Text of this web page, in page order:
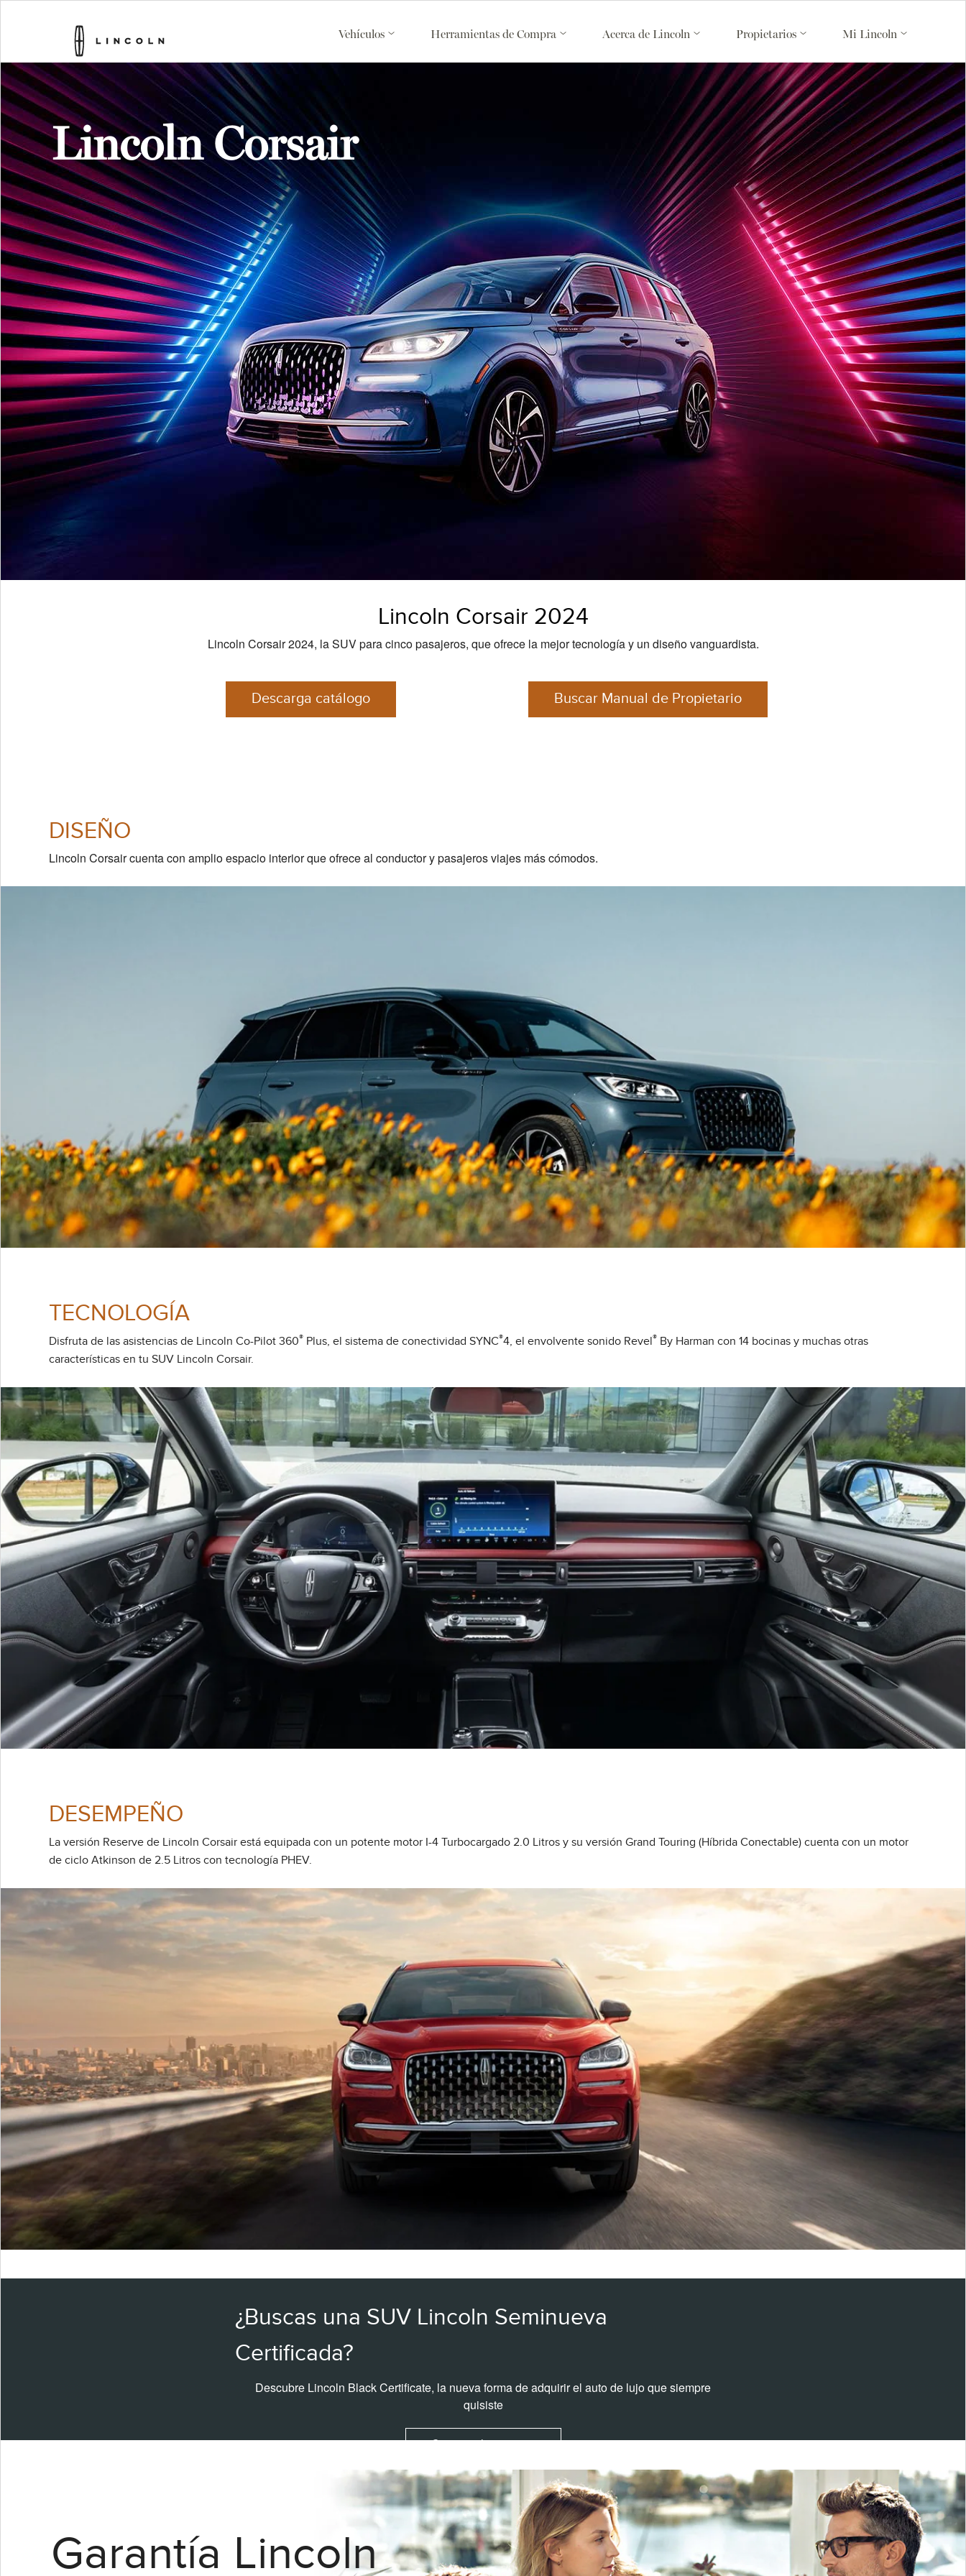
Vehículos Herramientas de Compra Acerca de Lincoln Propietarios Mi Lincoln
Lincoln Corsair
Lincoln Corsair 2024
Lincoln Corsair 2024, la SUV para cinco pasajeros, que ofrece la mejor tecnología y un diseño vanguardista.
Descarga catálogo Buscar Manual de Propietario
DISEÑO
Lincoln Corsair cuenta con amplio espacio interior que ofrece al conductor y pasajeros viajes más cómodos.
TECNOLOGÍA
Disfruta de las asistencias de Lincoln Co-Pilot 360® Plus, el sistema de conectividad SYNC®4, el envolvente sonido Revel® By Harman con 14 bocinas y muchas otras
características en tu SUV Lincoln Corsair.
DESEMPEÑO
La versión Reserve de Lincoln Corsair está equipada con un potente motor I-4 Turbocargado 2.0 Litros y su versión Grand Touring (Híbrida Conectable) cuenta con un motor
de ciclo Atkinson de 2.5 Litros con tecnología PHEV.
¿Buscas una SUV Lincoln Seminueva
Certificada?
Descubre Lincoln Black Certificate, la nueva forma de adquirir el auto de lujo que siempre
quisiste
Conoce el programa
Garantía Lincoln